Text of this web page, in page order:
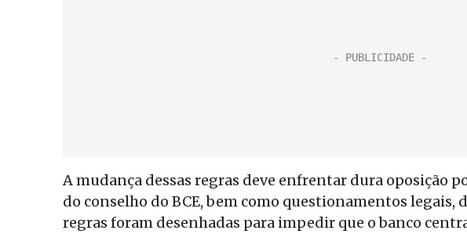
A mudança dessas regras deve enfrentar dura oposição
do conselho do BCE, bem como questionamentos legais,
regras foram desenhadas para impedir que o banco